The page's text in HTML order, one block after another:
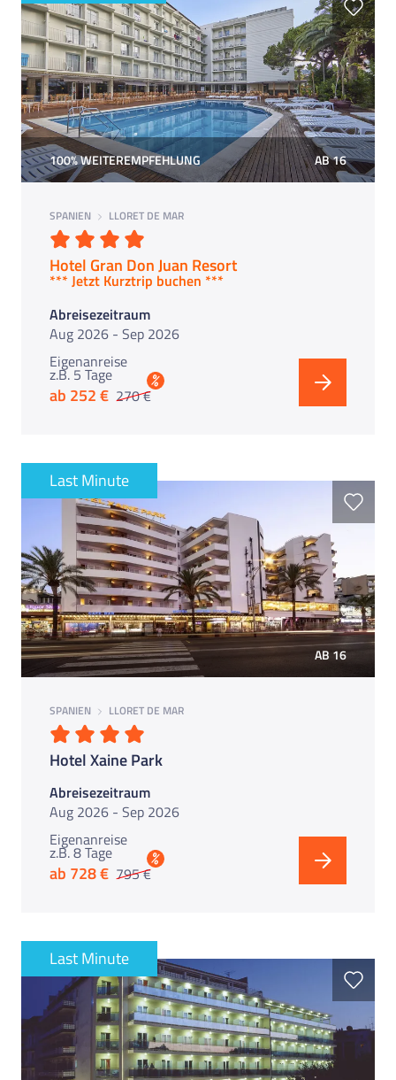
100% WEITEREMPFEHLUNG AB 16
SPANIEN LLORET DE MAR
Hotel Gran Don Juan Resort
*** Jetzt Kurztrip buchen ***
Abreisezeitraum
Aug 2026 - Sep 2026
Eigenanreise
z.B. 5 Tage
ab 252 € 270 €
%
Last Minute
AB 16
SPANIEN LLORET DE MAR
Hotel Xaine Park
Abreisezeitraum
Aug 2026 - Sep 2026
Eigenanreise
z.B. 8 Tage
ab 728 € 795 €
%
Last Minute